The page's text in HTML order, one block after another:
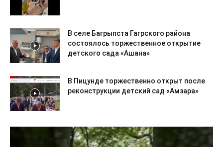
В селе Багрыпста Гагрского района
состоялось торжественное открытие
детского сада «Ашана»
В Пицунде торжественно открыт после
реконструкции детский сад «Амзара»